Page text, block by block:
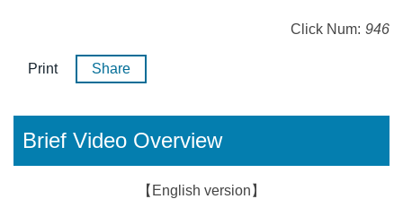
Click Num: 946
Print Share
Brief Video Overview
【English version】